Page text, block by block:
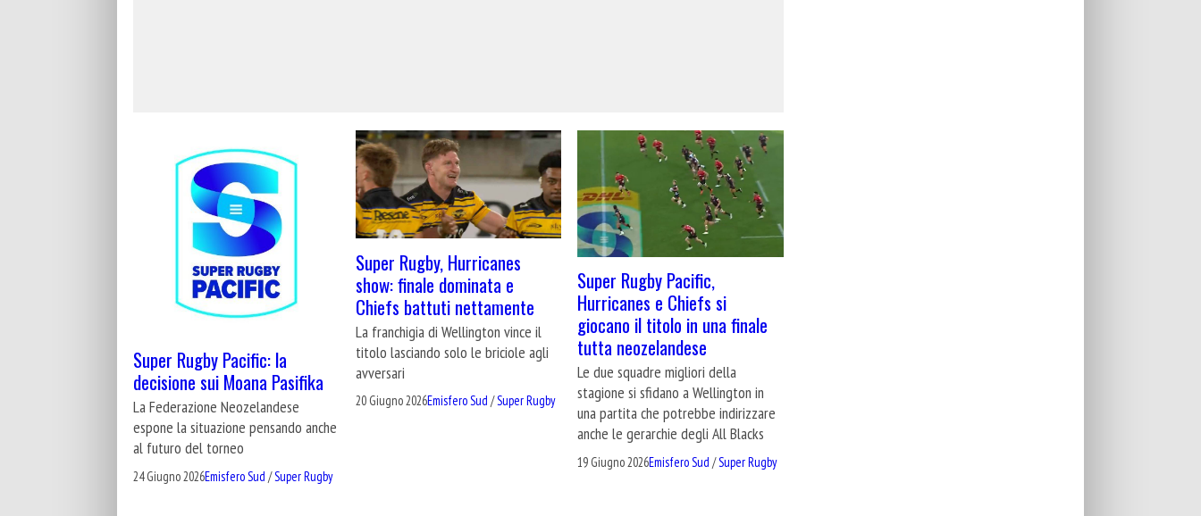
Super Rugby Pacific: la
decisione sui Moana Pasifika
La Federazione Neozelandese
espone la situazione pensando anche
al futuro del torneo
24 Giugno 2026Emisfero Sud /Super Rugby
Super Rugby, Hurricanes
show: finale dominata e
Chiefs battuti nettamente
La franchigia di Wellington vince il
titolo lasciando solo le briciole agli
avversari
20 Giugno 2026Emisfero Sud /Super Rugby
Super Rugby Pacific,
Hurricanes e Chiefs si
giocano il titolo in una finale
tutta neozelandese
Le due squadre migliori della
stagione si sfidano a Wellington in
una partita che potrebbe indirizzare
anche le gerarchie degli All Blacks
19 Giugno 2026Emisfero Sud /Super Rugby